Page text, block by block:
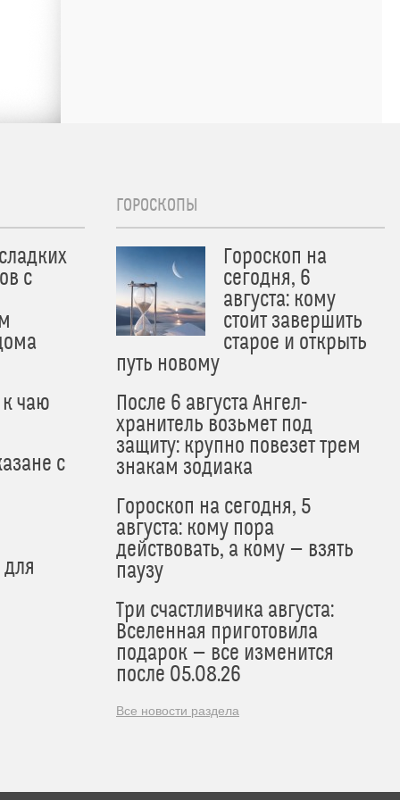
с
чаю
с
ГОРОСКОПЫ
Гороскоп на
сегодня, 6
августа: кому
стоит завершить
старое и открыть
путь новому
После 6 августа Ангел-
хранитель возьмет под
защиту: крупно повезет трем
знакам зодиака
Гороскоп на сегодня, 5
августа: кому пора
действовать, а кому — взять
паузу
Три счастливчика августа:
Вселенная приготовила
подарок — все изменится
после 05.08.26
Все новости раздела